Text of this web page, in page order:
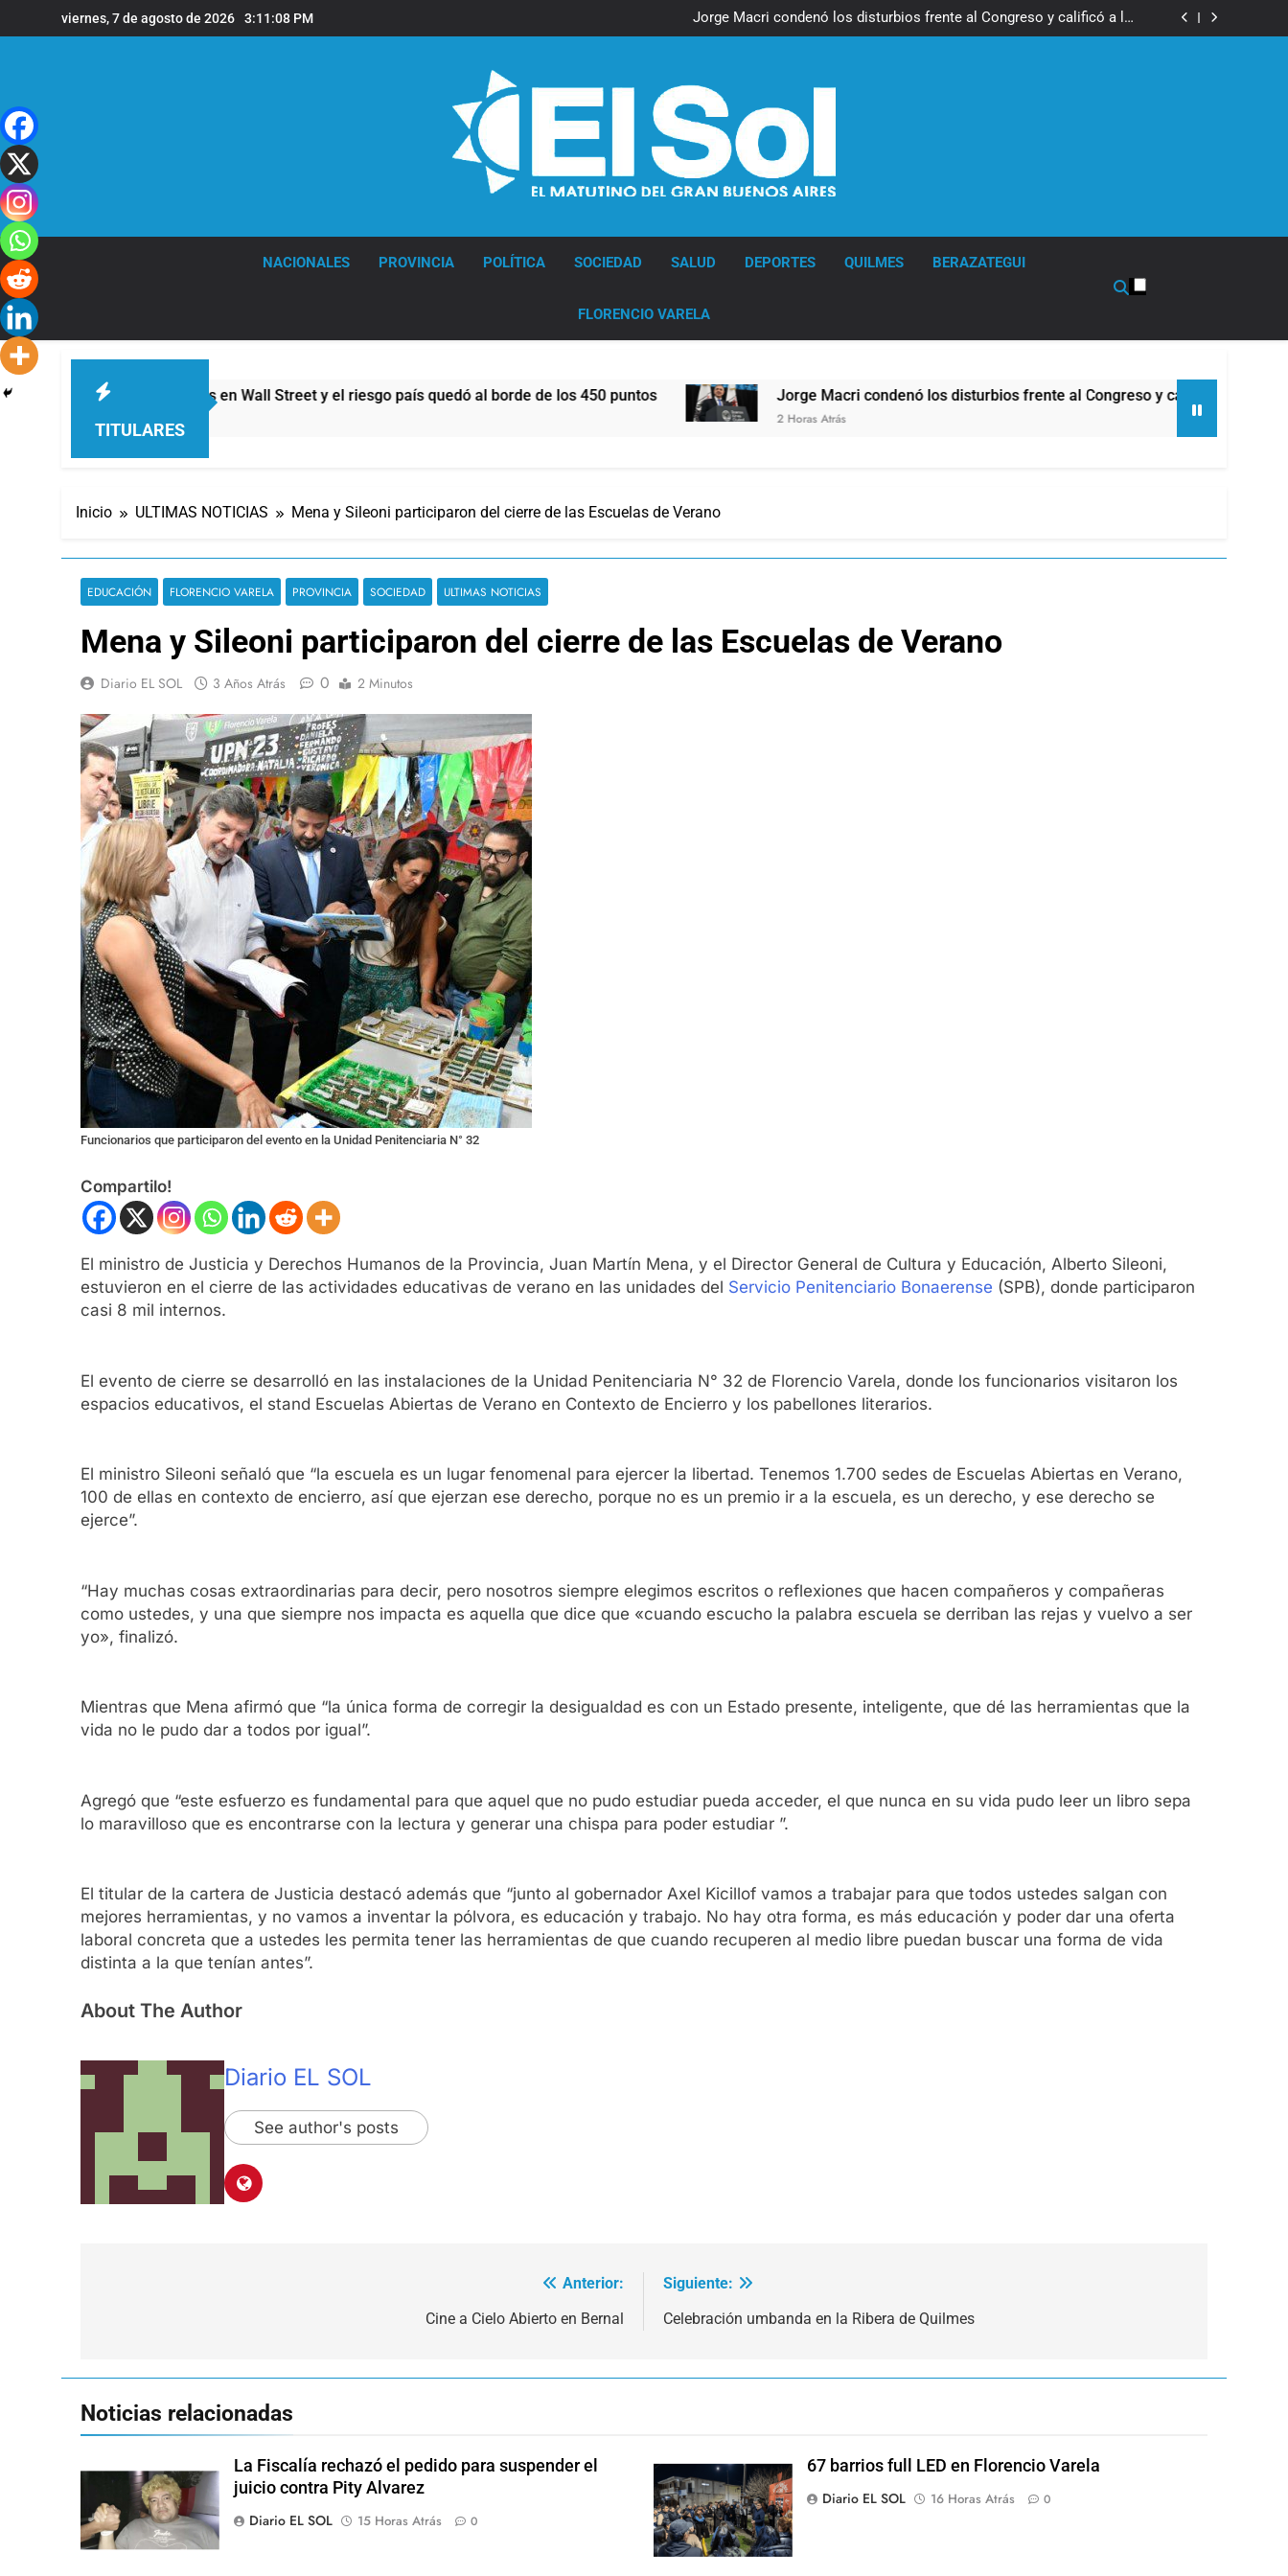
al
viernes, 7 de agosto de 2026 3:11:08 PM
en Wall Street y el riesgo país quedó al borde de los 450 puntos
Jorge Macri condenó los disturbios frente al Congreso y calificó a los
responsables como «delincuentes anarquistas»
Día Internacional de la Cerveza: los tres secretos para servirla
en Wall Street y el riesgo país quedó al borde de los 450 puntos
Jorge Macri condenó los disturbios frente al Congreso y calificó a los
Día Internacional de la Cerveza: los tres secretos para servirla
El frío polar se instala en Buenos Aires: mejora el tiempo y llegan las
NACIONALES PROVINCIA POLÍTICA SOCIEDAD SALUD DEPORTES QUILMES BERAZATEGUI
FLORENCIO VARELA
TITULARES
las acciones en Wall Street y el riesgo país quedó al borde de los 450 puntos Jorge Macri condenó los disturbios frente al Congreso y calificó a los responsables
2 Horas Atrás
Inicio ULTIMAS NOTICIAS Mena y Sileoni participaron del cierre de las Escuelas de Verano
EDUCACIÓN FLORENCIO VARELA PROVINCIA SOCIEDAD ULTIMAS NOTICIAS
Mena y Sileoni participaron del cierre de las Escuelas de Verano
Diario EL SOL 3 Años Atrás 0 2 Minutos
Funcionarios que participaron del evento en la Unidad Penitenciaria N° 32
Compartilo!
El ministro de Justicia y Derechos Humanos de la Provincia, Juan Martín Mena, y el Director General de Cultura y Educación, Alberto Sileoni,
estuvieron en el cierre de las actividades educativas de verano en las unidades del Servicio Penitenciario Bonaerense (SPB), donde participaron
casi 8 mil internos.
El evento de cierre se desarrolló en las instalaciones de la Unidad Penitenciaria N° 32 de Florencio Varela, donde los funcionarios visitaron los
espacios educativos, el stand Escuelas Abiertas de Verano en Contexto de Encierro y los pabellones literarios.
El ministro Sileoni señaló que “la escuela es un lugar fenomenal para ejercer la libertad. Tenemos 1.700 sedes de Escuelas Abiertas en Verano,
100 de ellas en contexto de encierro, así que ejerzan ese derecho, porque no es un premio ir a la escuela, es un derecho, y ese derecho se
ejerce”.
“Hay muchas cosas extraordinarias para decir, pero nosotros siempre elegimos escritos o reflexiones que hacen compañeros y compañeras
como ustedes, y una que siempre nos impacta es aquella que dice que «cuando escucho la palabra escuela se derriban las rejas y vuelvo a ser
yo», finalizó.
Mientras que Mena afirmó que “la única forma de corregir la desigualdad es con un Estado presente, inteligente, que dé las herramientas que la
vida no le pudo dar a todos por igual”.
Agregó que “este esfuerzo es fundamental para que aquel que no pudo estudiar pueda acceder, el que nunca en su vida pudo leer un libro sepa
lo maravilloso que es encontrarse con la lectura y generar una chispa para poder estudiar ”.
El titular de la cartera de Justicia destacó además que “junto al gobernador Axel Kicillof vamos a trabajar para que todos ustedes salgan con
mejores herramientas, y no vamos a inventar la pólvora, es educación y trabajo. No hay otra forma, es más educación y poder dar una oferta
laboral concreta que a ustedes les permita tener las herramientas de que cuando recuperen al medio libre puedan buscar una forma de vida
distinta a la que tenían antes”.
About The Author
Diario EL SOL
See author's posts
Anterior:
Cine a Cielo Abierto en Bernal
Siguiente:
Celebración umbanda en la Ribera de Quilmes
Noticias relacionadas
La Fiscalía rechazó el pedido para suspender el
juicio contra Pity Alvarez
Diario EL SOL
15 Horas Atrás 0
67 barrios full LED en Florencio Varela
Diario EL SOL
16 Horas Atrás 0